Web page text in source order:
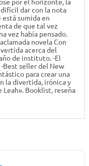
por el horizonte, la
difícil dar con la nota
sumida en
de que tal vez
vez había pensado.
novela Con
acerca del
de instituto. -El
Best seller del New
para crear una
la divertida, irónica y
Booklist, reseña